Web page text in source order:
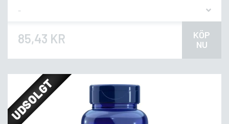
85,43 KR
KÖP
NU
UDSOLGT